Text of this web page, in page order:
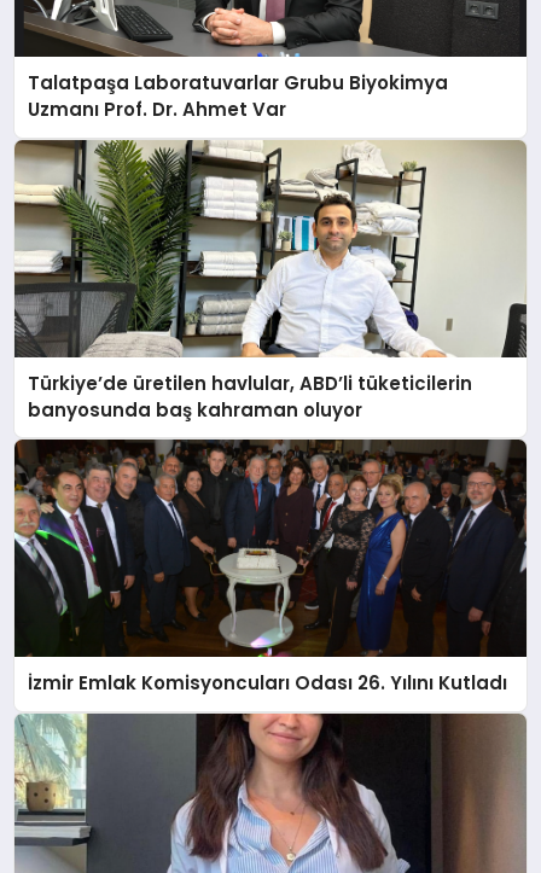
Talatpaşa Laboratuvarlar Grubu Biyokimya
Uzmanı Prof. Dr. Ahmet Var
Türkiye’de üretilen havlular, ABD’li tüketicilerin
banyosunda baş kahraman oluyor
İzmir Emlak Komisyoncuları Odası 26. Yılını Kutladı